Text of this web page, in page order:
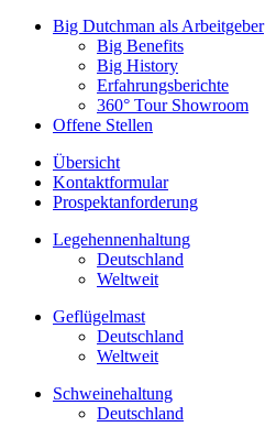
Big Dutchman als Arbeitgeber
Big Benefits
Big History
Erfahrungsberichte
360° Tour Showroom
Offene Stellen
Übersicht
Kontaktformular
Prospektanforderung
Legehennenhaltung
Deutschland
Weltweit
Geflügelmast
Deutschland
Weltweit
Schweinehaltung
Deutschland